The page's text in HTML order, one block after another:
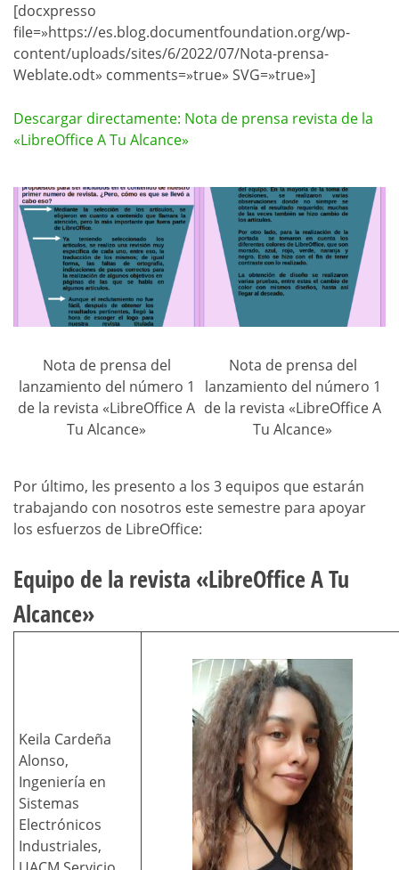
[docxpresso
file=»https://es.blog.documentfoundation.org/wp-
content/uploads/sites/6/2022/07/Nota-prensa-
Weblate.odt» comments=»true» SVG=»true»]
Descargar directamente: Nota de prensa revista de la
«LibreOffice A Tu Alcance»
Nota de prensa del
lanzamiento del número 1
de la revista «LibreOffice A
Tu Alcance»
Nota de prensa del
lanzamiento del número 1
de la revista «LibreOffice A
Tu Alcance»
Por último, les presento a los 3 equipos que estarán
trabajando con nosotros este semestre para apoyar
los esfuerzos de LibreOffice:
Equipo de la revista «LibreOffice A Tu
Alcance»
Keila Cardeña
Alonso,
Ingeniería en
Sistemas
Electrónicos
Industriales,